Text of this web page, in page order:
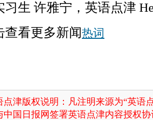
习生 许雅宁，英语点津
查看更多新闻热词
点津版权说明：凡注明来源为“英语
中国日报网签署英语点津内容授权